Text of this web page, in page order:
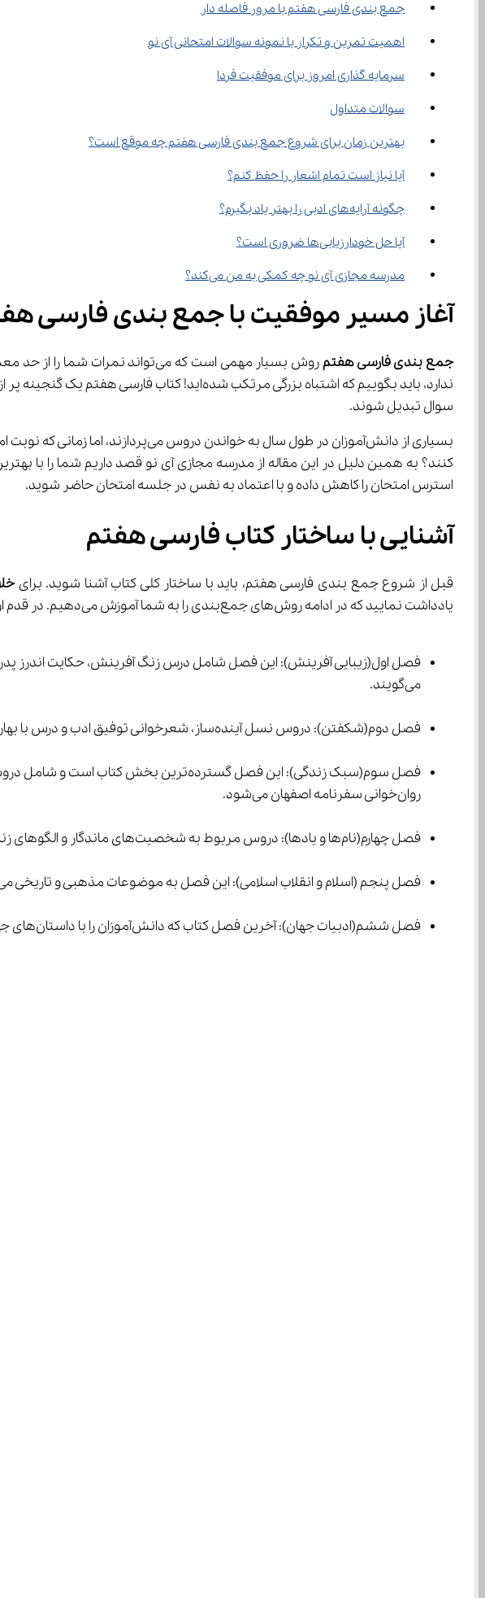
جمع ‌بندی فارسی هفتم با مرور فاصله ‌دار
اهمیت تمرین و تکرار با نمونه سوالات امتحانی آی نو
سرمایه‌ گذاری امروز برای موفقیت فردا
سوالات متداول
بهترین زمان برای شروع جمع‌ بندی فارسی هفتم چه موقع است؟
آیا نیاز است تمام اشعار را حفظ کنم؟
چگونه آرایه‌های ادبی را بهتر یاد بگیرم؟
آیا حل خودارزیابی‌ها ضروری است؟
مدرسه مجازی آی نو چه کمکی به من می‌کند؟
آغاز مسیر موفقیت با جمع‌ بندی فارسی هفتم
جمع‌ بندی فارسی هفتم
سوال تبدیل شوند.
کنند؟ به همین دلیل در این مقاله از مدرسه مجازی آی نو قصد داریم شما را با بهترین
استرس امتحان را کاهش داده و با اعتماد به نفس در جلسه امتحان حاضر شوید.
آشنایی با ساختار کتاب فارسی هفتم
قبل از شروع جمع‌ بندی فارسی هفتم، باید با ساختار کلی کتاب آشنا شوید. برای
یادداشت نمایید که در ادامه روش‌های جمع‌بندی را به شما آموزش می‌دهیم. در قدم اول با سرفصل‌ها آشنا می‌شویم که شامل موارد زیر است:
می‌گویند.
فصل دوم(شکفتن): دروس نسل آینده‌ساز، شعرخوانی توفیق ادب و درس با بهاری که می‌رسد از راه، زیبایی شکفتن در این فصل جای دارند و بر رشد و تکامل تأکید می‌کنند.
روان‌خوانی سفرنامه اصفهان می‌شود.
فصل چهارم(نام‌ها و یادها): دروس مربوط به شخصیت‌های ماندگار و الگوهای زندگی در این فصل قرار دارند که شناخت آن‌ها برای
فصل پنجم (اسلام و انقلاب اسلامی): این فصل به موضوعات مذهبی و تاریخی می‌پردازد و درس‌هایی مانند خدمات متقابل اسلام و ایران و اسوه نیکو را شامل
فصل ششم(ادبیات جهان): آخرین فصل کتاب که دانش‌آموزان را با داستان‌های جهانی آشنا می‌کند.